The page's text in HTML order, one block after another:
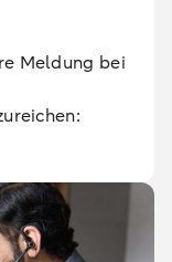
Meldung bei